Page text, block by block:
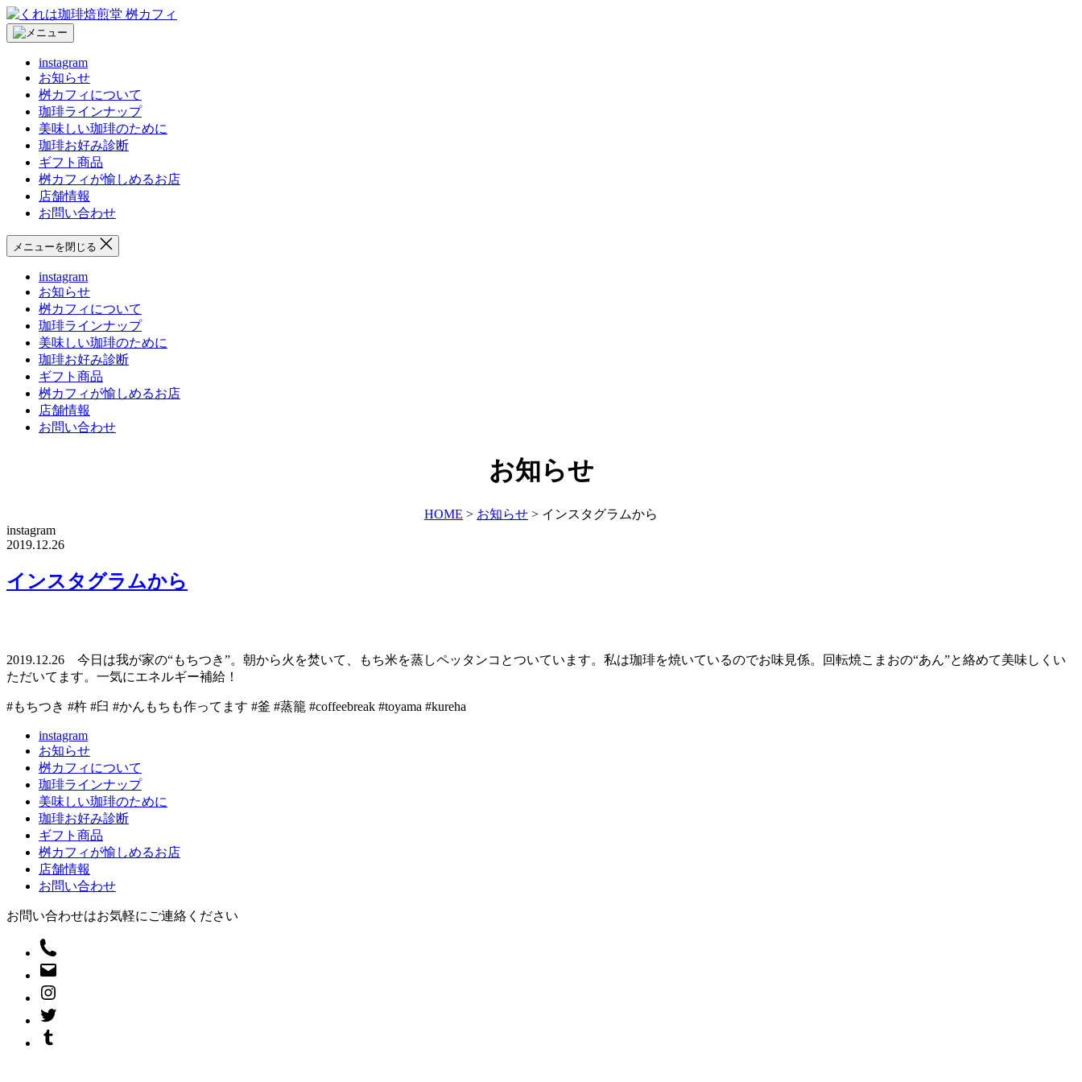
コ
ン
テ
フ
instagram
お知らせ
桝カフィについて
珈琲ラインナップ
美味しい珈琲のために
珈琲お好み診断
ギフト商品
桝カフィが愉しめるお店
店舗情報
お問い合わせ
メニューを閉じる
instagram
お知らせ
桝カフィについて
珈琲ラインナップ
美味しい珈琲のために
珈琲お好み診断
ギフト商品
桝カフィが愉しめるお店
店舗情報
お問い合わせ
お知らせ
HOME > お知らせ > インスタグラムから
instagram
2019.12.26
インスタグラムから
2019.12.26 今日は我が家の“もちつき”。朝から火を焚いて、もち米を蒸しペッタンコとついています。私は珈琲を焼いているのでお味見係。回転焼こまおの“あん”と絡めて美味しくい
ただいてます。一気にエネルギー補給！
#もちつき #杵 #臼 #かんもちも作ってます #釜 #蒸籠 #coffeebreak #toyama #kureha
instagram
お知らせ
桝カフィについて
珈琲ラインナップ
美味しい珈琲のために
珈琲お好み診断
ギフト商品
桝カフィが愉しめるお店
店舗情報
お問い合わせ
お問い合わせはお気軽にご連絡ください